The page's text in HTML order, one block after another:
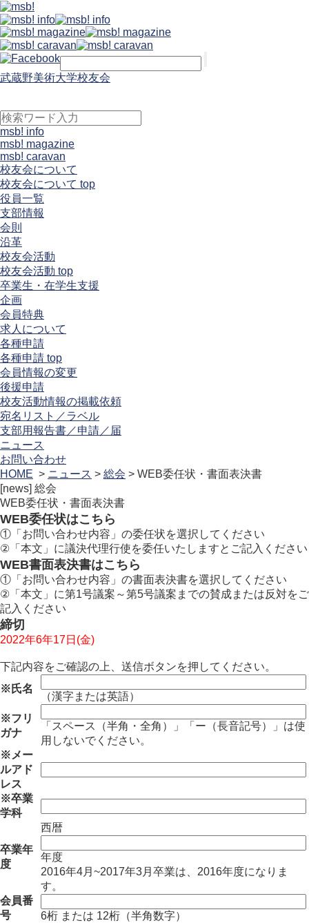
武蔵野美術大学校友会
msb! info
msb! magazine
msb! caravan
校友会について
校友会について top
役員一覧
支部情報
会則
沿革
校友会活動
校友会活動 top
卒業生・在学生支援
企画
会員特典
求人について
各種申請
各種申請 top
会員情報の変更
後援申請
校友活動情報の掲載依頼
宛名リスト／ラベル
支部用報告書／申請／届
ニュース
お問い合わせ
HOME > ニュース > 総会 > WEB委任状・書面表決書
[news] 総会
WEB委任状・書面表決書
WEB委任状はこちら
①「お問い合わせ内容」の委任状を選択してください
②「本文」に議決代理行使を委任いたしますとご記入ください
WEB書面表決書はこちら
①「お問い合わせ内容」の書面表決書を選択してください
②「本文」に第1号議案～第5号議案までの賛成または反対をご
記入ください
締切
2022年6年17日(金)
下記内容をご確認の上、送信ボタンを押してください。
※ 氏名
（漢字または英語）
※フリ
ガナ
「スペース（半角・全角）」「ー（長音記号）」は使
用しないでください。
※ メー
ルアド
レス
※卒業
学科
卒業年
度
西暦
年度
2016年4月~2017年3月卒業は、2016年度になりま
す。
会員番
号
6桁 または 12桁（半角数字）